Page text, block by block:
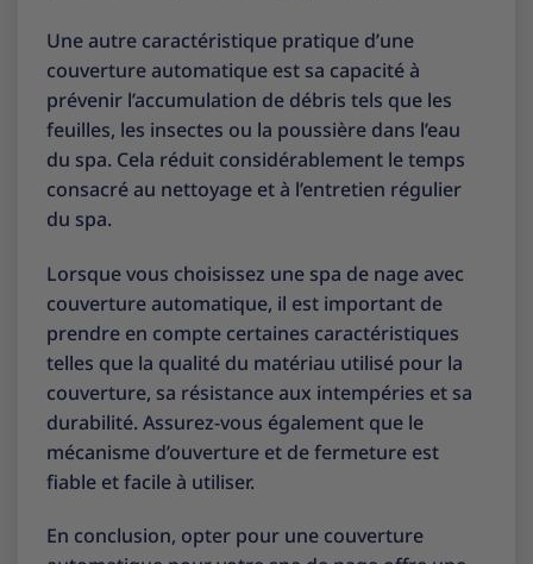
Une autre caractéristique pratique d’une
couverture automatique est sa capacité à
prévenir l’accumulation de débris tels que les
feuilles, les insectes ou la poussière dans l’eau
du spa. Cela réduit considérablement le temps
consacré au nettoyage et à l’entretien régulier
du spa.
Lorsque vous choisissez une spa de nage avec
couverture automatique, il est important de
prendre en compte certaines caractéristiques
telles que la qualité du matériau utilisé pour la
couverture, sa résistance aux intempéries et sa
durabilité. Assurez-vous également que le
mécanisme d’ouverture et de fermeture est
fiable et facile à utiliser.
En conclusion, opter pour une couverture